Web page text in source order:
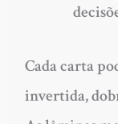
Cada carta
invertida,